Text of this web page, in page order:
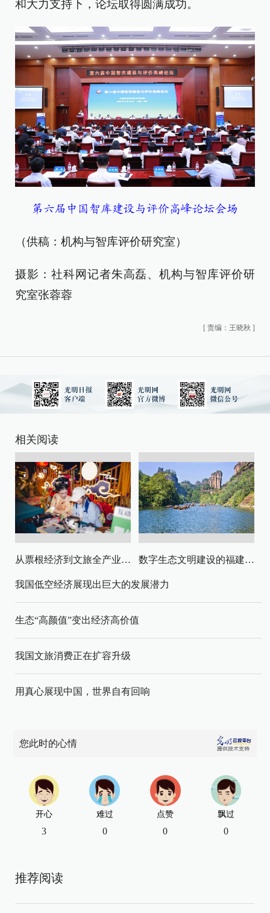
和大力支持下，论坛取得圆满成功。
第六届中国智库建设与评价高峰论坛会场
（供稿：机构与智库评价研究室）
摄影：社科网记者朱高磊、机构与智库评价研
究室张蓉蓉
[ 责编：王晓秋 ]
相关阅读
从票根经济到文旅全产业链升级 数字生态文明建设的福建路径与启示
我国低空经济展现出巨大的发展潜力
生态“高颜值”变出经济高价值
我国文旅消费正在扩容升级
用真心展现中国，世界自有回响
您此时的心情
开心
3
难过
0
点赞
0
飘过
0
推荐阅读